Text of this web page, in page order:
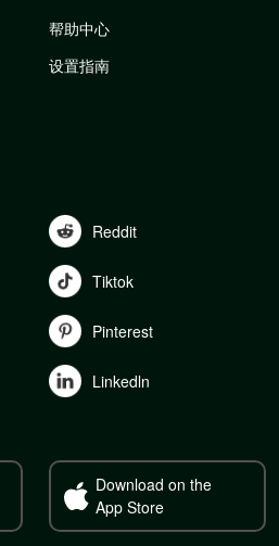
帮助中心
设置指南
Reddit
Tiktok
Pinterest
Linkedln
Download on the
App Store